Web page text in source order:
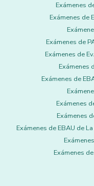
Exámenes
Exámenes de
Exámenes de
Exámenes de
Exámenes
Exámenes de
Exámenes
Exámenes
Exámenes de EBAU de
Exámenes